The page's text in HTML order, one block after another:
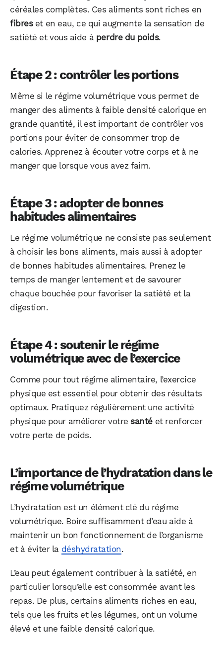
céréales complètes. Ces aliments sont riches en
fibreset en eau, ce qui augmente la sensation de
satiété et vous aide à perdre du poids.
Étape 2 : contrôler les portions
Même si le régime volumétrique vous permet de
manger des aliments à faible densité calorique en
grande quantité, il est important de contrôler vos
portions pour éviter de consommer trop de
calories. Apprenez à écouter votre corps et à ne
manger que lorsque vous avez faim.
Étape 3 : adopter de bonnes
habitudes alimentaires
Le régime volumétrique ne consiste pas seulement
à choisir les bons aliments, mais aussi à adopter
de bonnes habitudes alimentaires. Prenez le
temps de manger lentement et de savourer
chaque bouchée pour favoriser la satiété et la
digestion.
Étape 4 : soutenir le régime
volumétrique avec de l’exercice
Comme pour tout régime alimentaire, l’exercice
physique est essentiel pour obtenir des résultats
optimaux. Pratiquez régulièrement une activité
physique pour améliorer votresanté et renforcer
votre perte de poids.
L’importance de l’hydratation dans le
régime volumétrique
L’hydratation est un élément clé du régime
volumétrique. Boire suffisamment d’eau aide à
maintenir un bon fonctionnement de l’organisme
et à éviter la déshydratation.
L’eau peut également contribuer à la satiété, en
particulier lorsqu’elle est consommée avant les
repas. De plus, certains aliments riches en eau,
tels que les fruits et les légumes, ont un volume
élevé et une faible densité calorique.